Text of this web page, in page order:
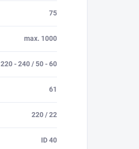
75
max. 1000
220 - 240 / 50 - 60
61
220 / 22
ID 40